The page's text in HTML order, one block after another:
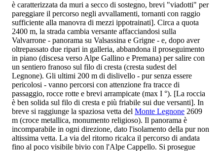
è caratterizzata da muri a secco di sostegno, brevi "viadotti" per
pareggiare il percorso negli avvallamenti, tornanti con raggio
sufficiente alla manovra di mezzi ippotrainati]. Circa a quota
2400 m, la strada cambia versante affacciandosi sulla
Valvarrone - panorama su Valsassina e Grigne - e, dopo aver
oltrepassato due ripari in galleria, abbandona il proseguimento
in piano (discesa verso Alpe Gallino e Premana) per salire con
un sentiero franoso sul filo di cresta (cresta sudest del
Legnone). Gli ultimi 200 m di dislivello - pur senza essere
pericolosi - vanno percorsi con attenzione fra tracce di
passaggio, rocce rotte e brevi arrampicate (max I °). [La roccia
è ben solida sul filo di cresta e più friabile sui due versanti]. In
breve si raggiunge la spaziosa vetta del Monte Legnone 2609
m (croce metallica, monumento religioso). Il panorama è
incomparabile in ogni direzione, dato l'isolamento della pur non
altissima vetta. La via del ritorno ricalca il percorso di andata
fino al poco visibile bivio con l'Alpe Cappello. Si prosegue